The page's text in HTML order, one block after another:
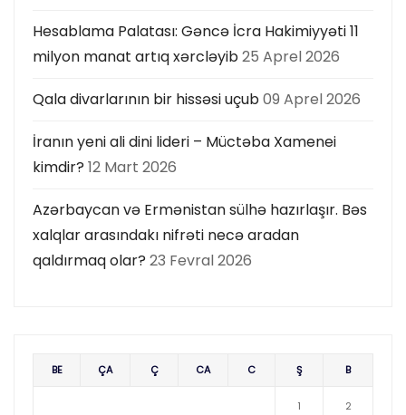
Hesablama Palatası: Gəncə İcra Hakimiyyəti 11
milyon manat artıq xərcləyib25 Aprel 2026
Qala divarlarının bir hissəsi uçub09 Aprel 2026
İranın yeni ali dini lideri – Müctəba Xamenei
kimdir? 12 Mart 2026
Azərbaycan və Ermənistan sülhə hazırlaşır. Bəs
xalqlar arasındakı nifrəti necə aradan
qaldırmaq olar? 23 Fevral 2026
BE ÇA Ç CA C Ş B
1 2